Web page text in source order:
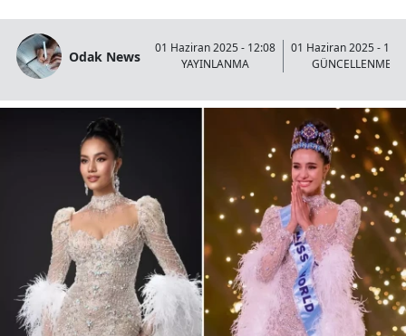
Odak News
01 Haziran 2025 - 12:08
YAYINLANMA
01 Haziran 2025 -
GÜNCELLENME